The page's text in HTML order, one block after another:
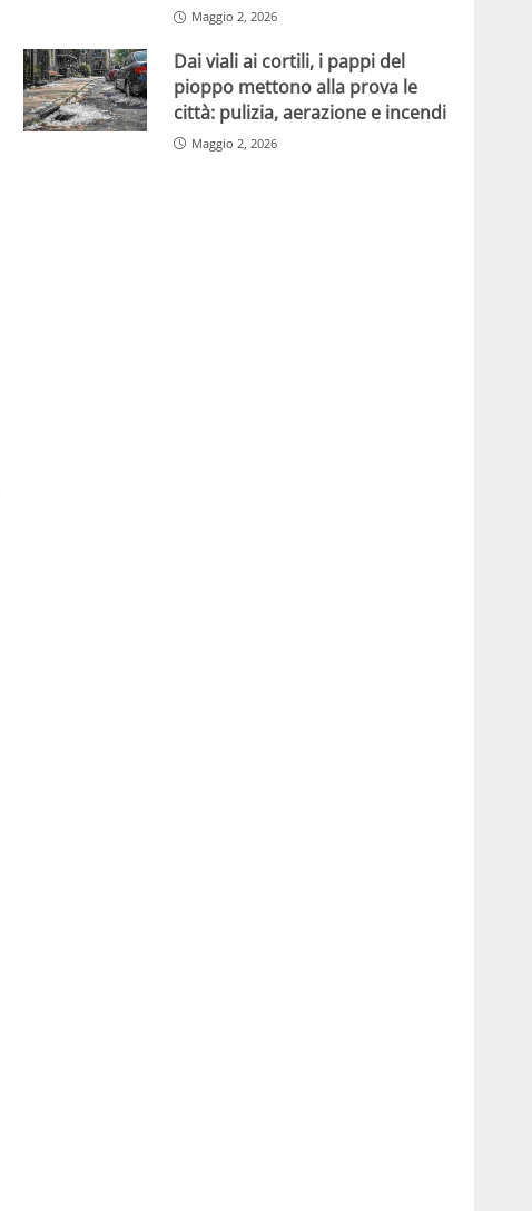
Maggio 2, 2026
Dai viali ai cortili, i pappi del
pioppo mettono alla prova le
città: pulizia, aerazione e incendi
Maggio 2, 2026